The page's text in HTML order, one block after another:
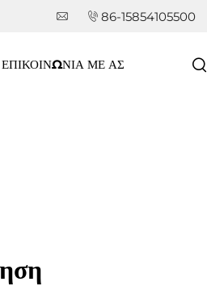
86-15854105500
ΕΠΙΚΟΙΝΩΝΊΑ ΜΕ ΑΣ